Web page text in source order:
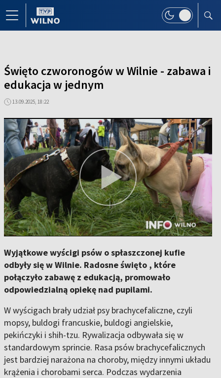
Święto czworonogów w Wilnie - zabawa i
edukacja w jednym
13.09.2025, 18:22
Wyjątkowe wyścigi psów o spłaszczonej kufie
odbyły się w Wilnie. Radosne święto , które
połączyło zabawę z edukacją, promowało
odpowiedzialną opiekę nad pupilami.
W wyścigach brały udział psy brachycefaliczne, czyli
mopsy, buldogi francuskie, buldogi angielskie,
pekińczyki i shih-tzu. Rywalizacja odbywała się w
standardowym sprincie. Rasa psów brachycefalicznych
jest bardziej narażona na choroby, między innymi układu
krążenia i chorobami serca. Podczas wydarzenia